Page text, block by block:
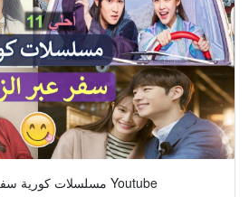
مسلسلات كورية سفر عبر الزمن Youtube